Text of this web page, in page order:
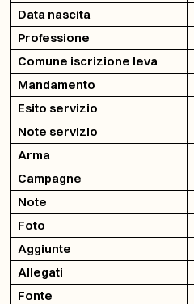
Data nascita
Professione
Comune iscrizione leva
Mandamento
Esito servizio
Note servizio
Arma
Campagne
Note
Foto
Aggiunte
Allegati
Fonte